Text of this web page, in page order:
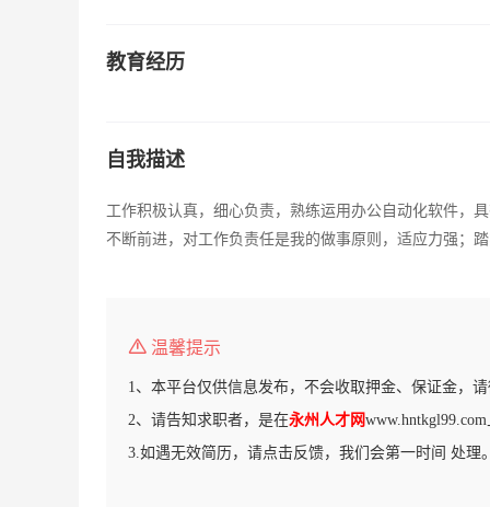
教育经历
自我描述
工作积极认真，细心负责，熟练运用办公自动化软件，
不断前进，对工作负责任是我的做事原则，适应力强；
温馨提示
1、本平台仅供信息发布，不会收取押金、保证金，请
2、请告知求职者，是在永州人才网
3.如遇无效简历，请点击反馈，我们会第一时间 处理